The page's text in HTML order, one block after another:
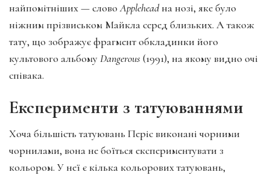
найпомітніших — словоAppleheadна нозі, яке було
ніжним прізвиськом Майкла серед близьких. А також
тату, що зображує фрагмент обкладинки його
культового альбомуDangerous (1991), на якому видно очі
співака.
Експерименти з татуюваннями
Хоча більшість татуювань Періс виконані чорними
чорнилами, вона не боїться експериментувати з
кольором. У неї є кілька кольорових татуювань,